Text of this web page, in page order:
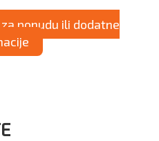
ponudu ili dodatne